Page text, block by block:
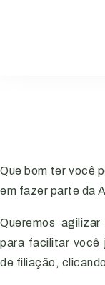
Que bom ter você
em fazer parte da
Queremos
para facilitar você
de filiação,